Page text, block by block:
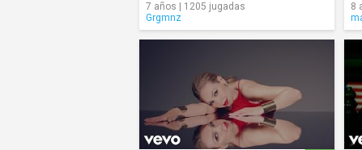
7 años | 1205 jugadas
Grgmnz
8